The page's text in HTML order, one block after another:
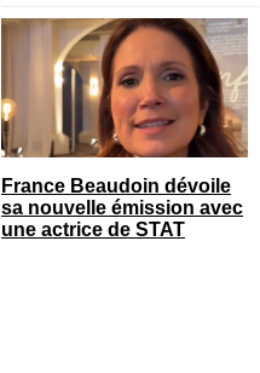
France Beaudoin dévoile
sa nouvelle émission avec
une actrice de STAT